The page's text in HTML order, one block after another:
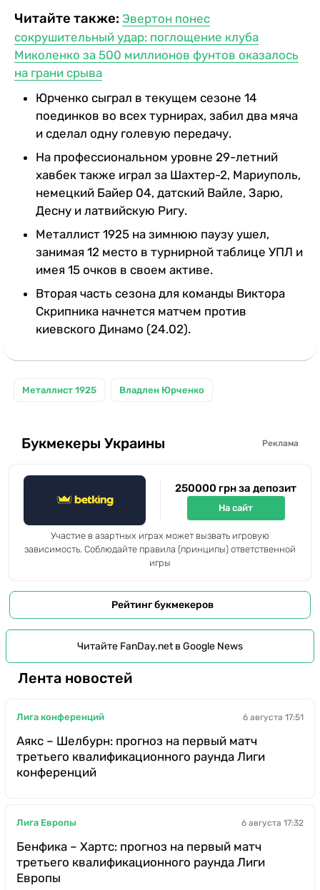
Читайте также: Эвертон понес
сокрушительный удар: поглощение клуба
Миколенко за 500 миллионов фунтов оказалось
на грани срыва
Юрченко сыграл в текущем сезоне 14
поединков во всех турнирах, забил два мяча
и сделал одну голевую передачу.
На профессиональном уровне 29-летний
хавбек также играл за Шахтер-2, Мариуполь,
немецкий Байер 04, датский Вайле, Зарю,
Десну и латвийскую Ригу.
Металлист 1925 на зимнюю паузу ушел,
занимая 12 место в турнирной таблице УПЛ и
имея 15 очков в своем активе.
Вторая часть сезона для команды Виктора
Скрипника начнется матчем против
киевского Динамо (24.02).
Металлист 1925 Владлен Юрченко
Букмекеры Украины Реклама
250000 грн за депозит
На сайт
Участие в азартных играх может вызвать игровую
зависимость. Соблюдайте правила (принципы) ответственной
игры
Рейтинг букмекеров
Читайте FanDay.net в Google News
Лента новостей
Лига конференций 6 августа 17:51
Аякс – Шелбурн: прогноз на первый матч
третьего квалификационного раунда Лиги
конференций
Лига Европы 6 августа 17:32
Бенфика – Хартс: прогноз на первый матч
третьего квалификационного раунда Лиги
Европы